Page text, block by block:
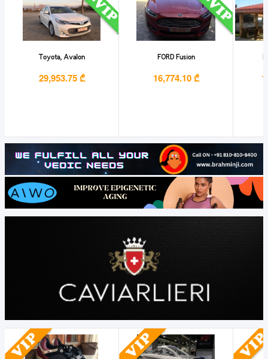
Toyota, Avalon
29,953.75 ₾
FORD Fusion
16,774.10 ₾